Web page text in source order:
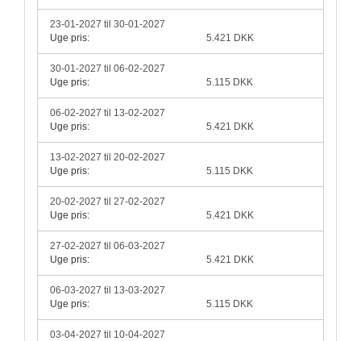
23-01-2027 til 30-01-2027
Uge pris:
5.421 DKK
30-01-2027 til 06-02-2027
Uge pris:
5.115 DKK
06-02-2027 til 13-02-2027
Uge pris:
5.421 DKK
13-02-2027 til 20-02-2027
Uge pris:
5.115 DKK
20-02-2027 til 27-02-2027
Uge pris:
5.421 DKK
27-02-2027 til 06-03-2027
Uge pris:
5.421 DKK
06-03-2027 til 13-03-2027
Uge pris:
5.115 DKK
03-04-2027 til 10-04-2027